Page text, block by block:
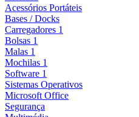
Acessórios Portáteis
Bases / Docks
Carregadores 1
Bolsas 1
Malas 1
Mochilas 1
Software 1
Sistemas Operativos
Microsoft Office
Segurança